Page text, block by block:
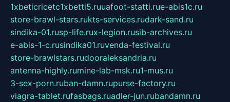
1xbeticricetc1xbetti5.ruuafoot-statti.rue-abis1c.ru
store-brawl-stars.rukts-services.rudark-sand.ru
sindika-01.rusp-life.rux-legion.rusib-archives.ru
e-abis-1-c.rusindika01.ruvenda-festival.ru
store-brawlstars.rudooraleksandria.ru
antenna-highly.rumine-lab-msk.ru1-mus.ru
3-sex-porn.ruban-damn.rupurse-factory.ru
viagra-tablet.rufasbags.ruadler-jun.rubandamn.ru